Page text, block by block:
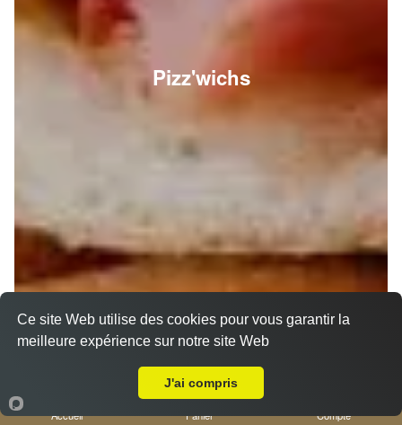
Pizz'wichs
Accueil Panier Compte
Ce site Web utilise des cookies pour vous garantir la
meilleure expérience sur notre site Web
J'ai compris